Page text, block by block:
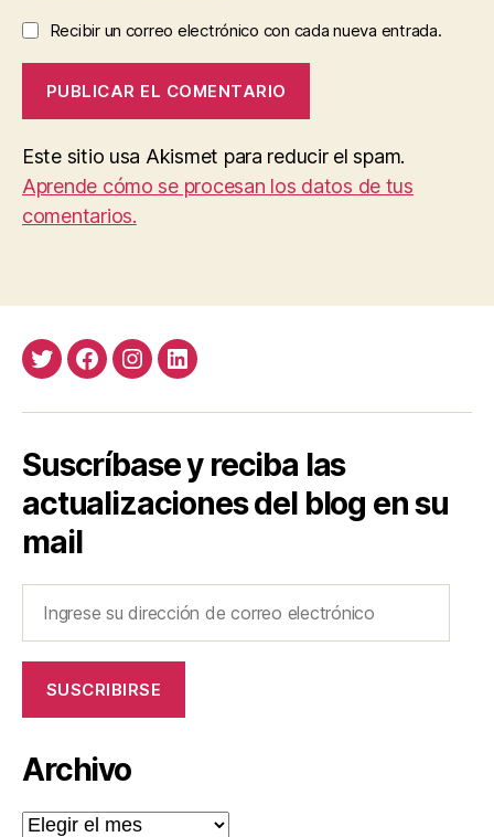
Recibir un correo electrónico con cada nueva entrada.
Este sitio usa Akismet para reducir el spam.
Aprende cómo se procesan los datos de tus
comentarios.
TwitterFacebook
InstagramLinkedIn
Suscríbase y reciba las
actualizaciones del blog en su
mail
correo
SUSCRIBIRSE
Archivo
Archivo